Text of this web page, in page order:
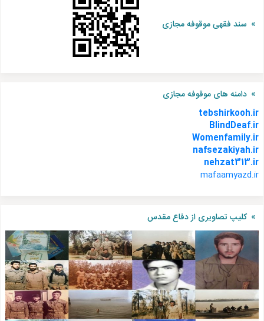
سند فقهی موقوفه مجازی
دامنه های موقوفه مجازی
tebshirkooh.ir
BlindDeaf.ir
Womenfamily.ir
nafsezakiyah.ir
nehzat313.ir
mafaamyazd.ir
کلیپ تصاویری از دفاع مقدس